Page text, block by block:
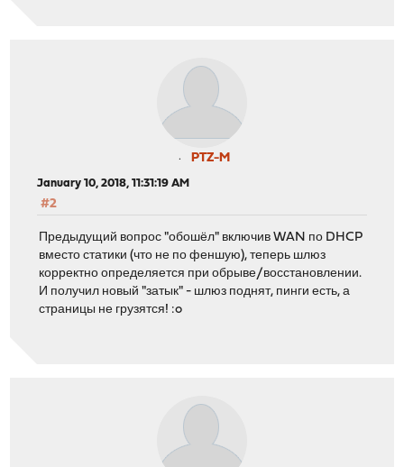
PTZ-M
January 10, 2018, 11:31:19 AM
#2
Предыдущий вопрос "обошёл" включив WAN по DHCP
вместо статики (что не по феншую), теперь шлюз
корректно определяется при обрыве/восстановлении.
И получил новый "затык" - шлюз поднят, пинги есть, а
страницы не грузятся! :o